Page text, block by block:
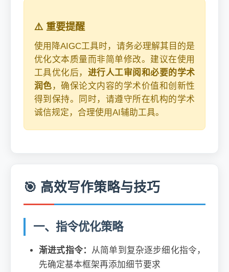
⚠️ 重要提醒
使用降AIGC工具时，请务必理解其目的是
优化文本质量而非简单修改。建议在使用
工具优化后， 进行人工审阅和必要的学术
润色 ，确保论文内容的学术价值和创新性
得到保持。同时，请遵守所在机构的学术
诚信规定，合理使用AI辅助工具。
🎯 高效写作策略与技巧
一、指令优化策略
渐进式指令： 从简单到复杂逐步细化指令，
先确定基本框架再添加细节要求